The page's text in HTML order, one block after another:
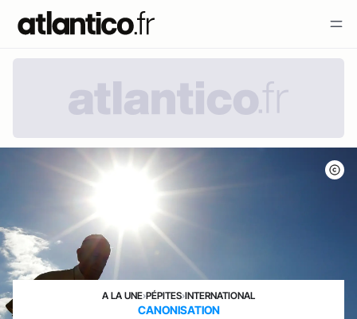
A LA UNE›PÉPITES›INTERNATIONAL
CANONISATION